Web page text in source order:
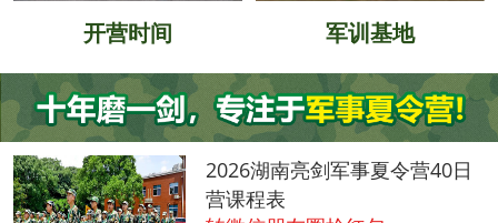
开营时间 军训基地
2026湖南亮剑军事夏令营40日
营课程表